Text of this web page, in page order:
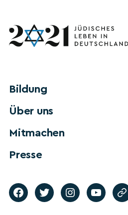
Bildung
Über uns
Mitmachen
Presse